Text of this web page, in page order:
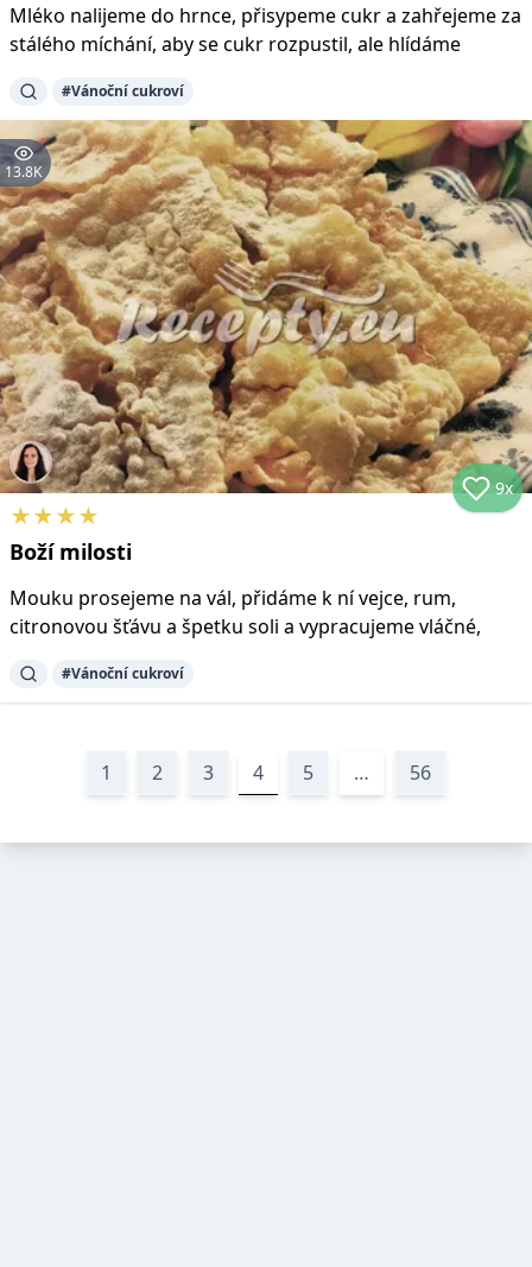
Mléko nalijeme do hrnce, přisypeme cukr a zahřejeme za
stálého míchání, aby se cukr rozpustil, ale hlídáme
#Vánoční cukroví
13.8K
9x
★★★★
Boží milosti
Mouku prosejeme na vál, přidáme k ní vejce, rum,
citronovou šťávu a špetku soli a vypracujeme vláčné,
#Vánoční cukroví
1 2 3 4 5 … 56